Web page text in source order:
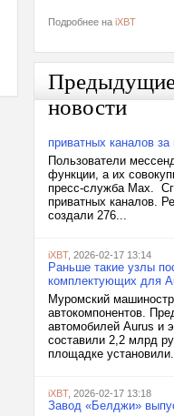
Подробнее на iXBT
новости
приватных каналов
Пользователи
функции, а их
пресс-служба Max.
приватных каналов.
создали 276...
iXBT, 2026-02-17 13:14
Раньше такие узлы
комплектующих для
Муромский
автокомпонентов.
автомобилей Aurus и
составили 2,2 млрд
площадке
iXBT, 2026-02-17 13:18
Завод «Белджи»